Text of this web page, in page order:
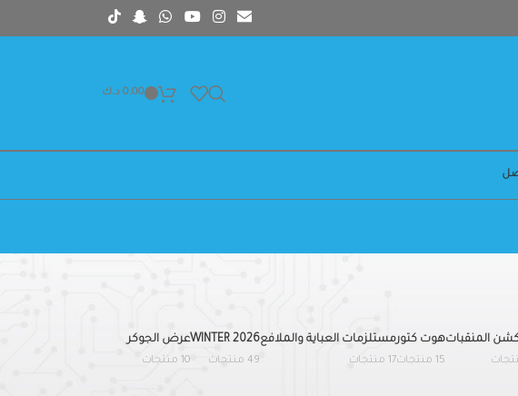
0.00 د.ك
المنقباتهوت كتور
15 منتجات
مستلزمات العباية والملافع
17 منتجات
WINTER 2026
49 منتجات
عرض الجوكر
10 منتجات